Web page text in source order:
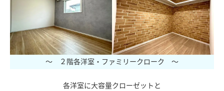
～ ２階各洋室・ファミリークローク ～
各洋室に大容量クローゼットと